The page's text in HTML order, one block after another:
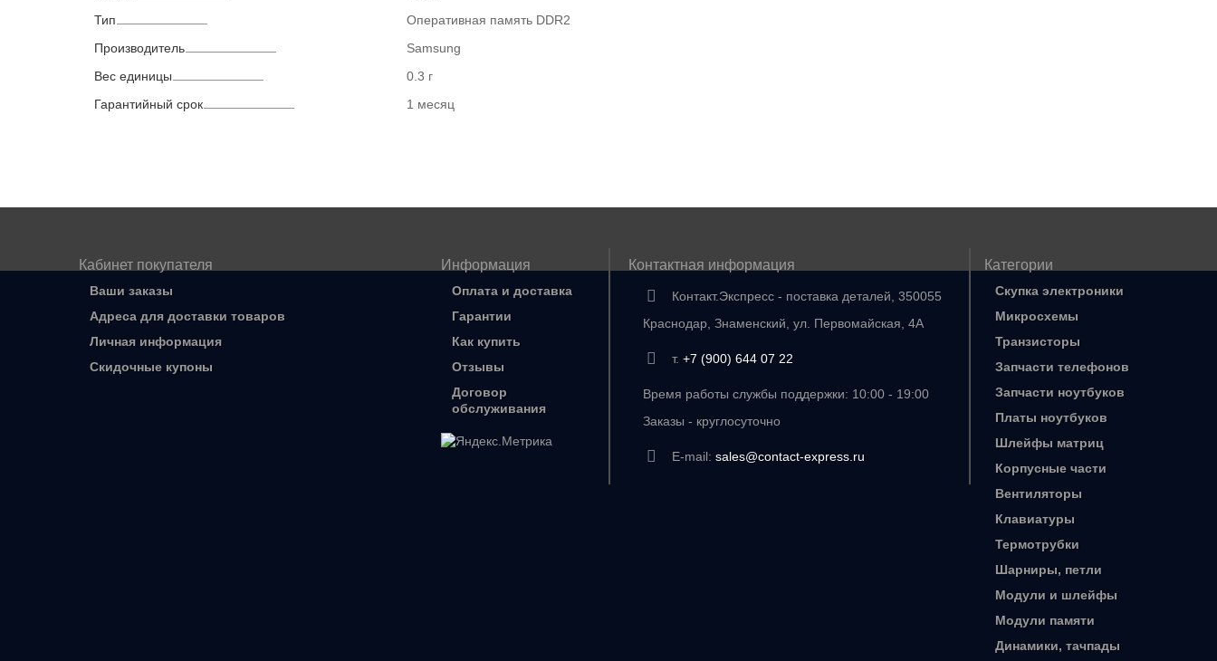
Тип
Оперативная память DDR2
Производитель
Samsung
Вес единицы
0.3 г
Гарантийный срок
1 месяц
Кабинет покупателя
Ваши заказы
Адреса для доставки товаров
Личная информация
Скидочные купоны
Информация
Оплата и доставка
Гарантии
Как купить
Отзывы
Договор
обслуживания
Контактная информация
Контакт.Экспресс - поставка деталей, 350055
Краснодар, Знаменский, ул. Первомайская, 4А
т. +7 (900) 644 07 22
Время работы службы поддержки: 10:00 - 19:00
Заказы - круглосуточно
E-mail: sales@contact-express.ru
Категории
Скупка электроники
Микросхемы
Транзисторы
Запчасти телефонов
Запчасти ноутбуков
Платы ноутбуков
Шлейфы матриц
Корпусные части
Вентиляторы
Клавиатуры
Термотрубки
Шарниры, петли
Модули и шлейфы
Модули памяти
Динамики, тачпады